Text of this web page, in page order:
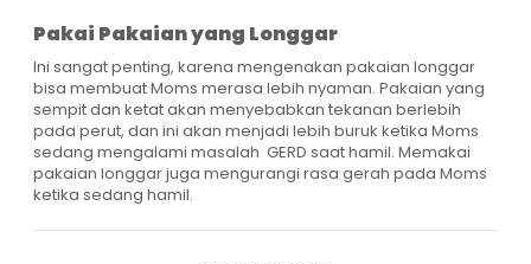
Pakai Pakaian yang Longgar
Ini sangat penting, karena mengenakan pakaian longgar
bisa membuat Moms merasa lebih nyaman. Pakaian yang
sempit dan ketat akan menyebabkan tekanan berlebih
pada perut, dan ini akan menjadi lebih buruk ketika Moms
sedang mengalami masalah GERD saat hamil. Memakai
pakaian longgar juga mengurangi rasa gerah pada Moms
ketika sedang hamil.